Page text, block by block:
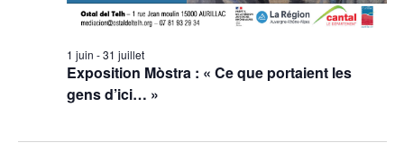
Exposition Mòstra : « Ce que portaient les
gens d’ici… »
1 juin -31 juillet